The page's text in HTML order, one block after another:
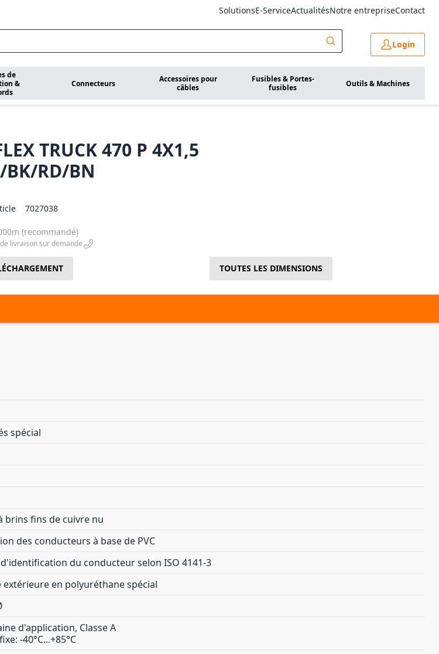
SolutionsE-ServiceActualitésNotre entrepriseContact
Login
de
&
Connecteurs
Accessoires pour
câbles
Fusibles & Portes-
fusibles
Outils & Machines
TRUCK 470 P 4X1,5
BK/RD/BN
7027038
(recommandé)
livraison sur demande
TOUTES LES DIMENSIONS
spécial
brins fins de cuivre nu
des conducteurs à base de PVC
du conducteur selon ISO 4141-3
extérieure en polyuréthane spécial
d'application, Classe A
-40°C...+85°C